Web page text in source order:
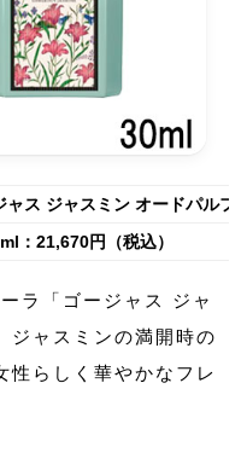
ャス ジャスミン オードパルフ
：21,670円（税込）
ラ「ゴージャス ジャ
ジャスミンの満開時の
性らしく華やかなフレ